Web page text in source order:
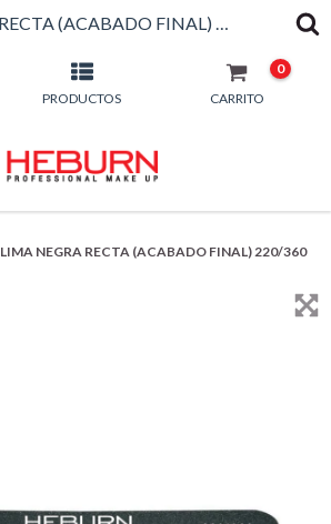
LIMA NEGRA RECTA (ACABADO FINAL) 220/360
PRODUCTOS CARRITO
0
LIMA NEGRA RECTA (ACABADO FINAL) 220/360